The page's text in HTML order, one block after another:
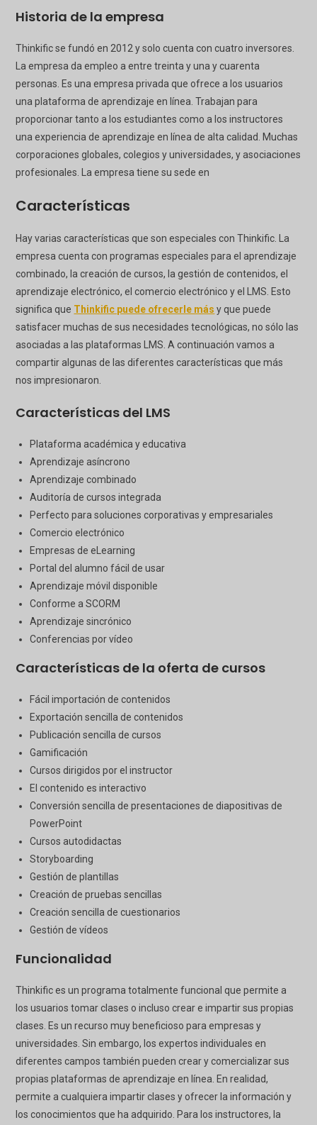
Historia de la empresa
Thinkific se fundó en 2012 y solo cuenta con cuatro inversores.
La empresa da empleo a entre treinta y una y cuarenta
personas. Es una empresa privada que ofrece a los usuarios
una plataforma de aprendizaje en línea. Trabajan para
proporcionar tanto a los estudiantes como a los instructores
una experiencia de aprendizaje en línea de alta calidad. Muchas
corporaciones globales, colegios y universidades, y asociaciones
profesionales. La empresa tiene su sede en
Características
Hay varias características que son especiales con Thinkific. La
empresa cuenta con programas especiales para el aprendizaje
combinado, la creación de cursos, la gestión de contenidos, el
aprendizaje electrónico, el comercio electrónico y el LMS. Esto
significa que Thinkific puede ofrecerle más y que puede
satisfacer muchas de sus necesidades tecnológicas, no sólo las
asociadas a las plataformas LMS. A continuación vamos a
compartir algunas de las diferentes características que más
nos impresionaron.
Características del LMS
Plataforma académica y educativa
Aprendizaje asíncrono
Aprendizaje combinado
Auditoría de cursos integrada
Perfecto para soluciones corporativas y empresariales
Comercio electrónico
Empresas de eLearning
Portal del alumno fácil de usar
Aprendizaje móvil disponible
Conforme a SCORM
Aprendizaje sincrónico
Conferencias por vídeo
Características de la oferta de cursos
Fácil importación de contenidos
Exportación sencilla de contenidos
Publicación sencilla de cursos
Gamificación
Cursos dirigidos por el instructor
El contenido es interactivo
Conversión sencilla de presentaciones de diapositivas de
PowerPoint
Cursos autodidactas
Storyboarding
Gestión de plantillas
Creación de pruebas sencillas
Creación sencilla de cuestionarios
Gestión de vídeos
Funcionalidad
Thinkific es un programa totalmente funcional que permite a
los usuarios tomar clases o incluso crear e impartir sus propias
clases. Es un recurso muy beneficioso para empresas y
universidades. Sin embargo, los expertos individuales en
diferentes campos también pueden crear y comercializar sus
propias plataformas de aprendizaje en línea. En realidad,
permite a cualquiera impartir clases y ofrecer la información y
los conocimientos que ha adquirido. Para los instructores, la